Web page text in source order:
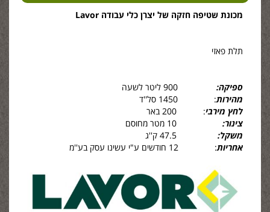
מכונת שטיפה חזקה של יצרן כלי עבודה Lavor
תלת פאזי
ספיקה:
מהירות: 1450 סל''ד
לחץ מירבי: 200 באר
צינור:
משקל:
אחריות: 12 חודשים ע"י עשינו עסק בע''מ